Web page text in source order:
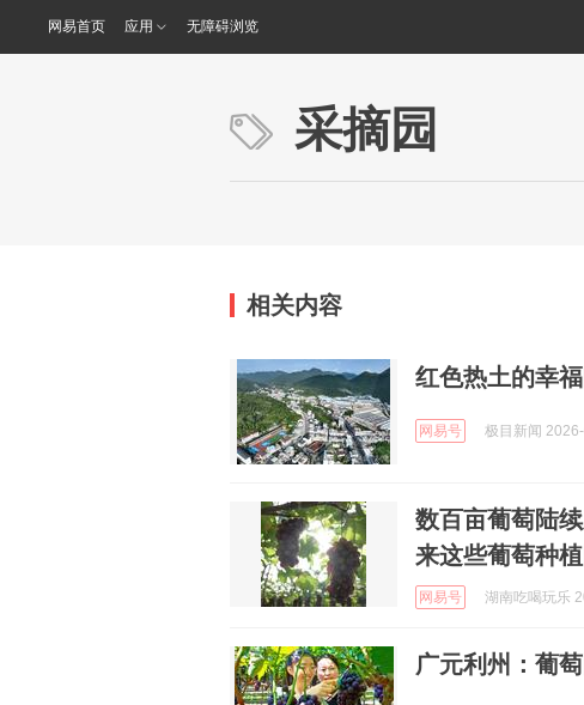
网易首页 应用 无障碍浏览
采摘园
相关内容
红色热土的幸
网易号 极目新闻
数百亩葡萄陆
来这些葡萄种
网易号 湖南吃喝玩乐
广元利州：葡